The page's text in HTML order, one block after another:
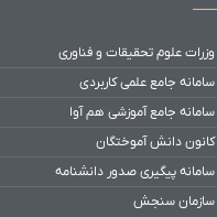
وزرات علوم تحقیقات و فناوری
سامانه جامع علمی کاربردی
سامانه جامع آموزشی هم آوا
کانون دانش آموختگان
سامانه پیگیری صدور دانشنامه
سازمان سنجش